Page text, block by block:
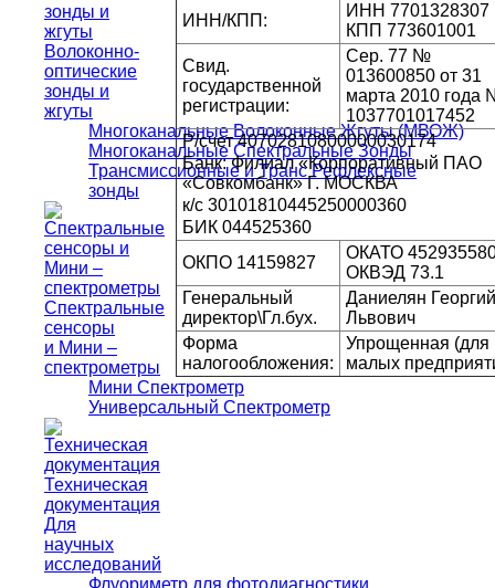
ИНН/КПП:
ИНН 7701328307
КПП 773601001
Свид.
государственной
регистрации:
Сер. 77 №
013600850 от 31
марта 2010 года
1037701017452
Р/счет 40702810800000030174
Банк: Филиал «Корпоративный ПАО
«Совкомбанк» Г. МОСКВА
к/с 30101810445250000360
БИК 044525360
ОКПО 14159827
ОКАТО
ОКВЭД 73.1
Генеральный
директор\Гл.бух.
Даниелян
Львович
Форма
налогообложения:
Упрощенная (для
малых
Волоконно-
оптические
зонды и
жгуты
Многоканальные Волоконные Жгуты (МВОЖ)
Многоканальные Спектральные Зонды
Трансмиссионные и Транс Рефлексные
зонды
Спектральные
сенсоры
и Мини –
спектрометры
Мини Спектрометр
Универсальный Спектрометр
Техническая
документация
Для
научных
исследований
Флуориметр для фотодиагностики